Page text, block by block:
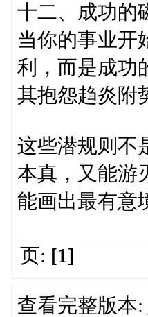
十二、成功的
当你的事业开
利，而是成功
其抱怨趋炎附
这些潜规则不
本真，又能游
能画出最有意
页: [1]
查看完整版本: